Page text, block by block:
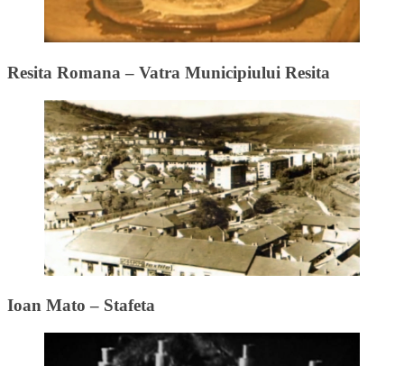
Resita Romana – Vatra Municipiului Resita
Ioan Mato – Stafeta